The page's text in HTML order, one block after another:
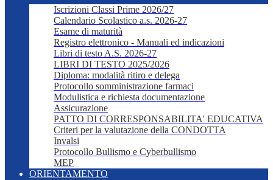
Iscrizioni Classi Prime 2026/27
Calendario Scolastico a.s. 2026-27
Esame di maturità
Registro elettronico - Manuali ed indicazioni
Libri di testo A.S. 2026-27
LIBRI DI TESTO 2025/2026
Diploma: modalità ritiro e delega
Protocollo somministrazione farmaci
Modulistica e richiesta documentazione
Assicurazione
PATTO DI CORRESPONSABILITA' EDUCATIVA
Criteri per la valutazione della CONDOTTA
Invalsi
Protocollo Bullismo e Cyberbullismo
MEP
ORIENTAMENTO